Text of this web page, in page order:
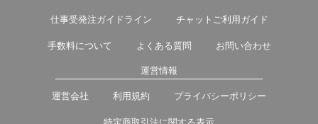
仕事受発注ガイドライン チャットご利用ガイド
手数料について よくある質問 お問い合わせ
運営情報
運営会社 利用規約 プライバシーポリシー